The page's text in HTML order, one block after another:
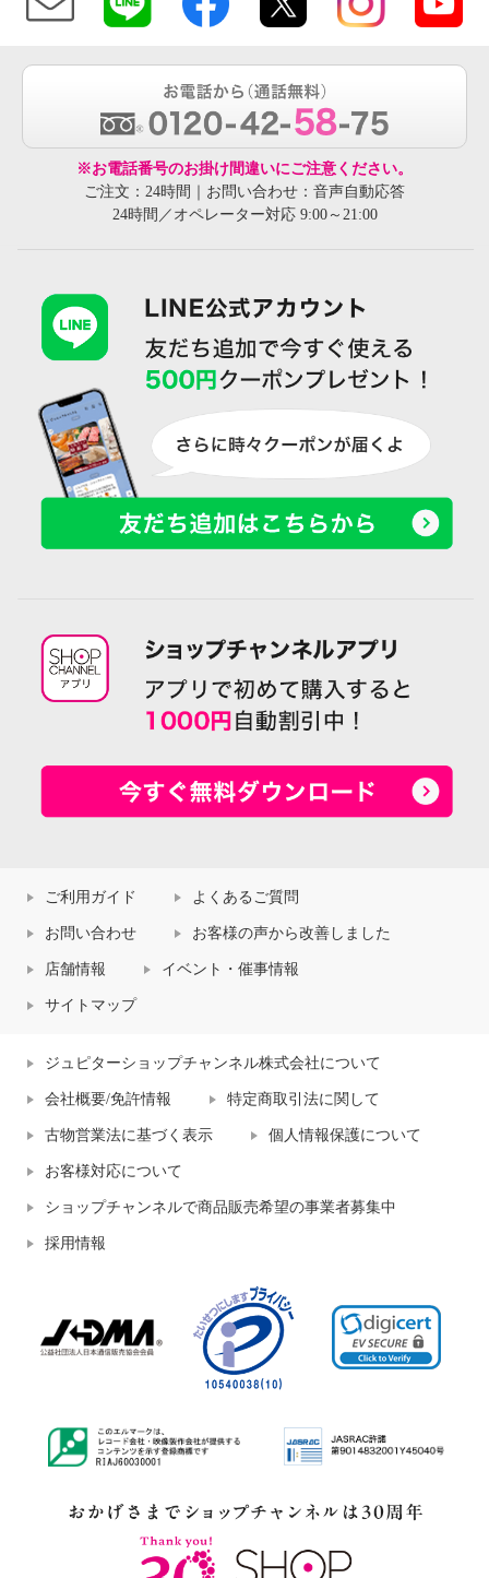
※お電話番号のお掛け間違いにご注意ください。
ご注文：24時間｜お問い合わせ：音声自動応答
24時間／オペレーター対応 9:00～21:00
ご利用ガイド よくあるご質問
お問い合わせ お客様の声から改善しました
店舗情報 イベント・催事情報
サイトマップ
ジュピターショップチャンネル株式会社について
会社概要/免許情報 特定商取引法に関して
古物営業法に基づく表示 個人情報保護について
お客様対応について
ショップチャンネルで商品販売希望の事業者募集中
採用情報